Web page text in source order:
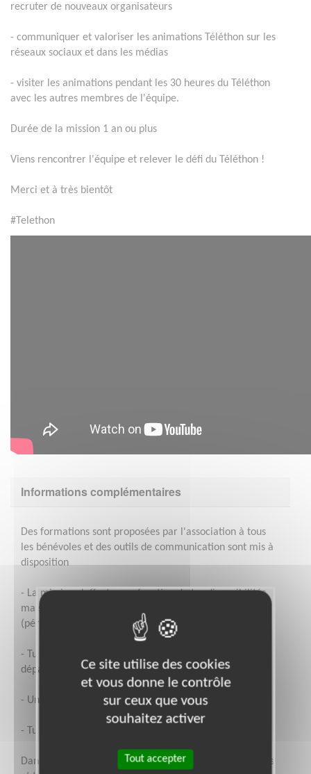
recruter de nouveaux organisateurs
- communiquer et valoriser les animations Téléthon sur les
réseaux sociaux et dans les médias
- visiter les animations pendant les 30 heures du Téléthon
avec les autres membres de l'équipe.
Durée de la mission 1 an ou plus
Viens rencontrer l'équipe et relever le défi du Téléthon !
Merci et à très bientôt
#Telethon
Informations complémentaires
Des formations sont proposées par l'association à tous
les bénévoles et des outils de communication sont mis à
disposition
- La mission s'effectue en fonction de tes disponibilités
mais le pic sera situé entre septembre et janvier
(période Téléthon)
- Tu participeras à la vie et au projet de la mobilisation
départementale
- Une partie de la mission peut s'effectuer de chez toi
- Tu seras convié aux réunions de l'équipe
Dans le cadre de ta mission, tes frais seront remboursés
Ce site utilise des cookies
et vous donne le contrôle
sur ceux que vous
souhaitez activer
Tout accepter